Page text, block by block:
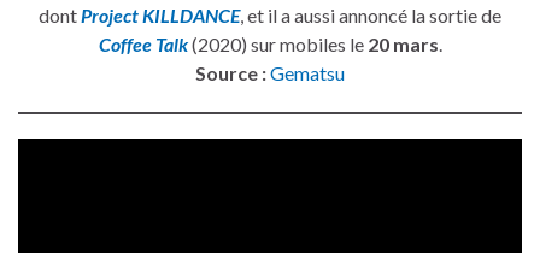
dontProject KILLDANCE, et il a aussi annoncé la sortie de
Coffee Talk(2020) sur mobiles le 20 mars.
Source :Gematsu